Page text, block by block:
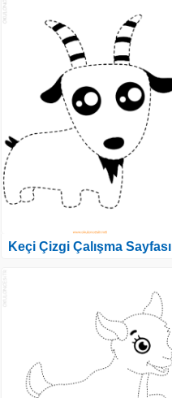
Keçi Çizgi Çalışma Sayfası